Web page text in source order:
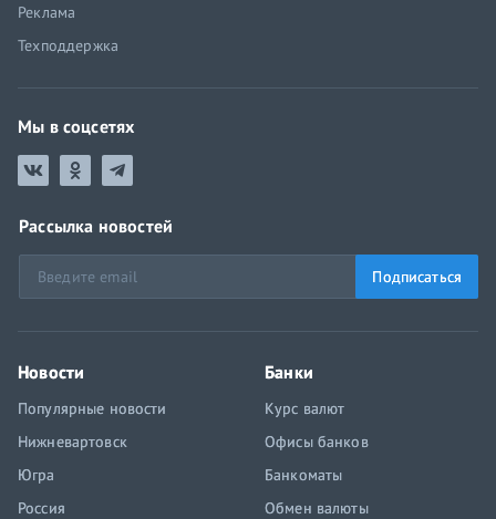
Реклама
Техподдержка
Мы в соцсетях
Рассылка новостей
Подписаться
Новости
Популярные новости
Нижневартовск
Югра
Россия
Банки
Курс валют
Офисы банков
Банкоматы
Обмен валюты